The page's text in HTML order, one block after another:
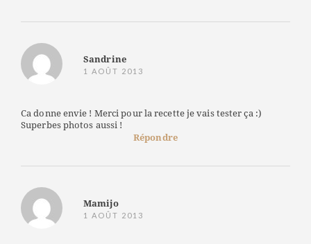
Sandrine
1 AOÛT 2013
Ca donne envie ! Merci pour la recette je vais tester ça :)
Superbes photos aussi !
Répondre
Mamijo
1 AOÛT 2013